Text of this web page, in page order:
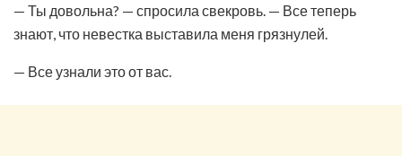
— Ты довольна? — спросила свекровь. — Все теперь
знают, что невестка выставила меня грязнулей.
— Все узнали это от вас.